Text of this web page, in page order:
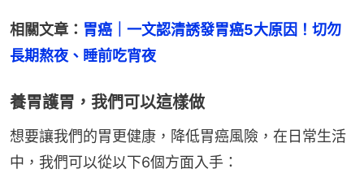
相關文章： 胃癌｜一文認清誘發胃癌5大原因！切勿
長期熬夜、睡前吃宵夜
養胃護胃，我們可以這樣做
想要讓我們的胃更健康，降低胃癌風險，在日常生活
中，我們可以從以下6個方面入手：